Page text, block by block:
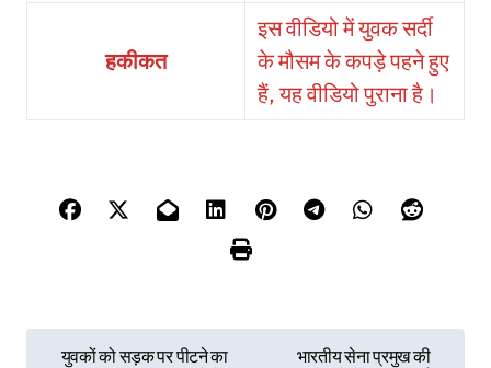
हकीकत
इस वीडियो में युवक सर्दी
के मौसम के कपड़े पहने हुए
हैं, यह वीडियो पुराना है।
युवकों को सड़क पर पीटने का
भारतीय सेना प्रमुख की